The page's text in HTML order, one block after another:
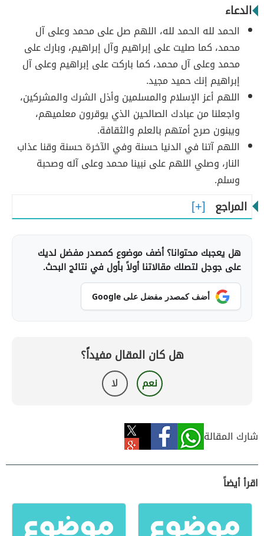
الدعاء
الحمد لله الحمد لله، اللهم صل على محمد وعلى آل
محمد، كما صليت على إبراهيم وآل إبراهيم، وبارك على
محمد وعلى آل محمد، كما باركت على إبراهيم وعلى آل
إبراهيم إنك حميد مجيد.
اللهم أعز الإسلام والمسلمين وأذل الشرك والمشركين،
واجعلنا من عبادك الصالحين الذي يوقرون معلميهم،
ويبنون صرح أمتهم بالعلم والثقافة.
اللهم آتنا في الدنيا حسنة وفي الآخرة حسنة وقنا عذاب
النار، وصلي اللهم على نبينا محمد وعلى آله وصحبة
وسلم.
المراجع
هل يعجبك محتوانا؟ أضف موضوع كمصدر مفضل لديك
على جوجل لتصلك مقالاتنا أولاً بأول في نتائج البحث.
أضف كمصدر مفضل على Google
هل كان المقال مفيداً؟
نعم لا
شارك المقالة
اقرأ أيضاً